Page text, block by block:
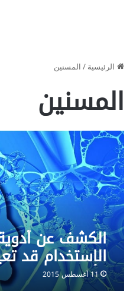
الرئيسية/المسنين
المسنين
الكشف عن
الاستخدام قد
الأذيات الدّماغيّة
11 أغسطس 2015